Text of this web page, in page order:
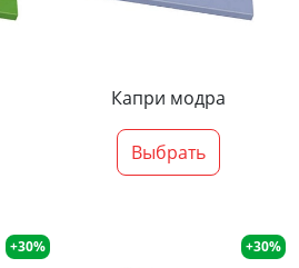
Капри модра
Выбрать
+30% +30%